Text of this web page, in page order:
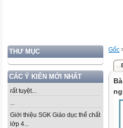
THƯ MỤC
CÁC Ý KIẾN MỚI NHẤT
rất tuyệt...
...
Giới thiệu SGK Giáo dục thể chất
lớp 4...
Gốc